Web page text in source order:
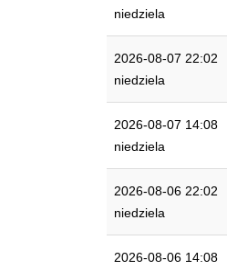
niedziela
2026-08-07 22:02
niedziela
2026-08-07 14:08
niedziela
2026-08-06 22:02
niedziela
2026-08-06 14:08